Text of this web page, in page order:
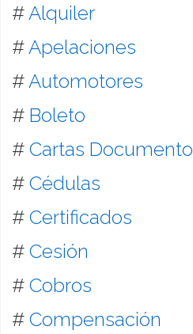
# Alquiler
# Apelaciones
# Automotores
# Boleto
# Cartas Documento
# Cédulas
# Certificados
# Cesión
# Cobros
# Compensación